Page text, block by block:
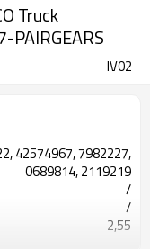
Truck
IV02
42574967, 7982227,
0689814, 2119219
/
/
2,55